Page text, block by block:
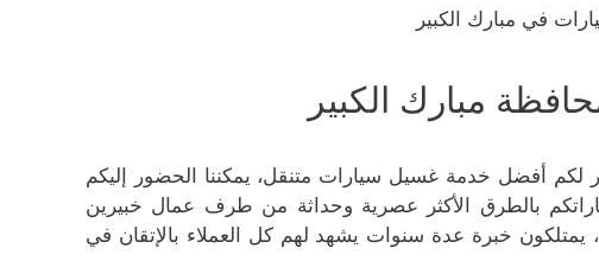
مبارك الكبير
أفضل خدمة غسيل سيارات متنقل، يمكننا الحضور إليكم
بالطرق الأكثر عصرية وحداثة من طرف عمال خبيرين
خبرة عدة سنوات يشهد لهم كل العملاء بالإتقان في